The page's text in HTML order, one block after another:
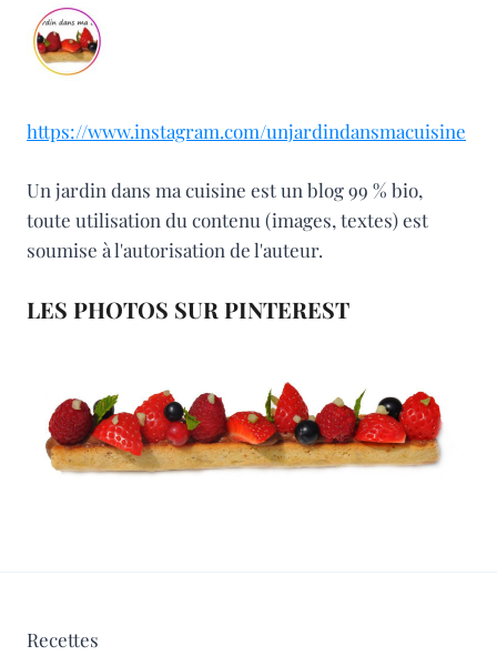
https://www.instagram.com/unjardindansmacuisine
Un jardin dans ma cuisine est un blog 99 % bio,
toute utilisation du contenu (images, textes) est
soumise à l'autorisation de l'auteur.
LES PHOTOS SUR PINTEREST
Recettes